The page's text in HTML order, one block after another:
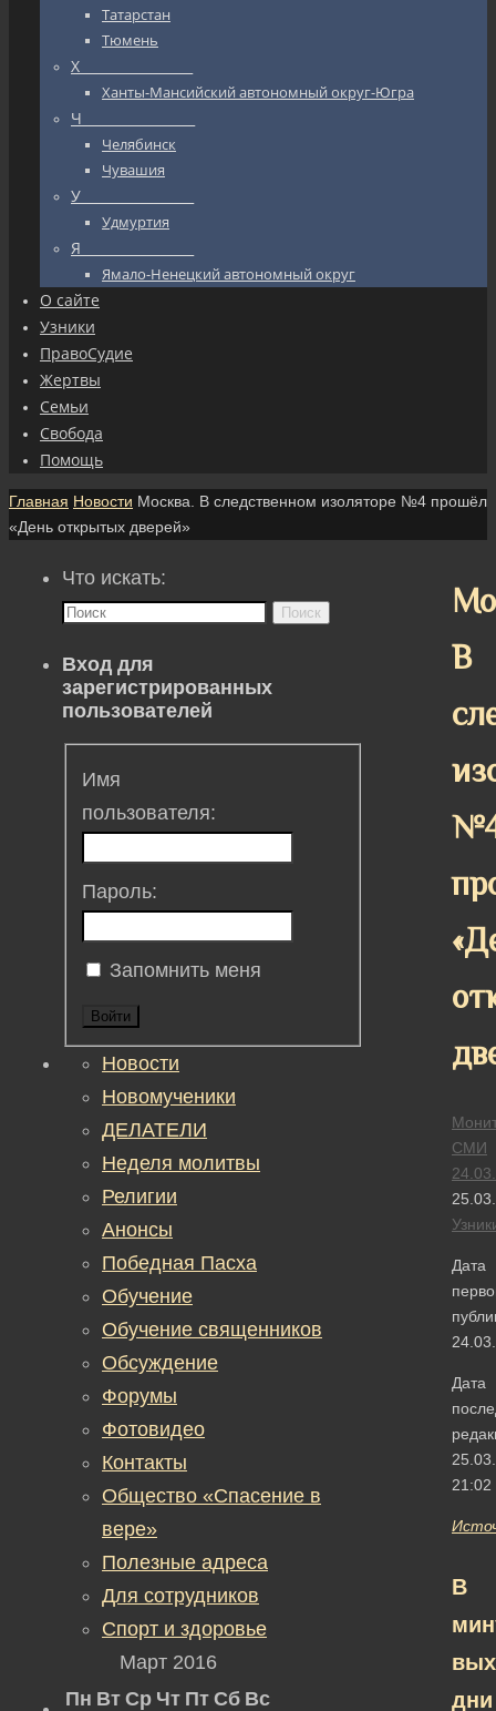
Татарстан
Тюмень
Х_________________
Ханты-Мансийский автономный округ-Югра
Ч_________________
Челябинск
Чувашия
У_________________
Удмуртия
Я_________________
Ямало-Ненецкий автономный округ
О сайте
Узники
ПравоСудие
Жертвы
Семьи
Свобода
Помощь
Главная Новости Москва. В следственном изоляторе №4 прошёл
«День открытых дверей»
В
СМИ
Дата
Дата
21:02
В
дни
Что искать:
Поиск
Вход для
зарегистрированных
пользователей
Имя
пользователя:
Пароль:
Запомнить меня
Войти
Новости
Новомученики
ДЕЛАТЕЛИ
Неделя молитвы
Религии
Анонсы
Победная Пасха
Обучение
Обучение священников
Обсуждение
Форумы
Фотовидео
Контакты
Общество «Спасение в
вере»
Полезные адреса
Для сотрудников
Спорт и здоровье
Март 2016
Пн Вт Ср Чт Пт Сб Вс